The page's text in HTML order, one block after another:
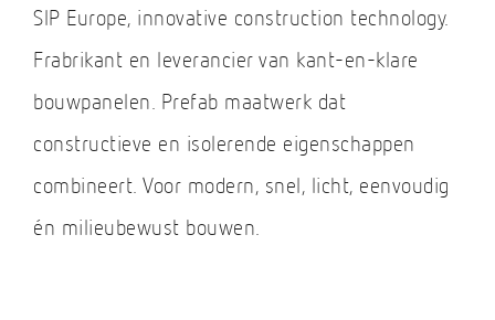
SIP Europe, innovative construction technology.
Frabrikant en leverancier van kant-en-klare
bouwpanelen. Prefab maatwerk dat
constructieve en isolerende eigenschappen
combineert. Voor modern, snel, licht, eenvoudig
én milieubewust bouwen.